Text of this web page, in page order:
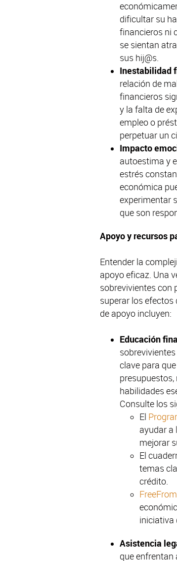
dificultar su
financieros ni
se sientan
sus hij@s.
Inestabilidad
relación de
financieros
y la falta de
empleo o
perpetuar un
Impacto
autoestima y
estrés
económica
experimentar
que son
Apoyo y recursos
Entender la
apoyo eficaz. Una
sobrevivientes con
superar los
de apoyo incluyen:
Educación
clave para
habilidades
Consulte los
El
ayudar a
mejorar
El
temas
crédito.
FreeFrom
iniciativa
Asistencia
que enfrentan